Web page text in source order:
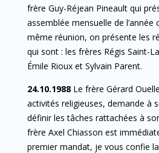
frère Guy-Réjean Pineault qui
assemblée mensuelle de
même réunion, on présente les
qui sont : les frères Régis Saint-
Émile Rioux et Sylvain Parent.
24.10.1988 Le frère Gérard
activités religieuses, demande à
définir les tâches rattachées à
frère Axel Chiasson est
premier mandat, je vous confie